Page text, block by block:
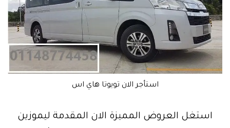
استأجر الان تويوتا هاي اس
استغل العروض المميزة الان المقدمة ليموزين